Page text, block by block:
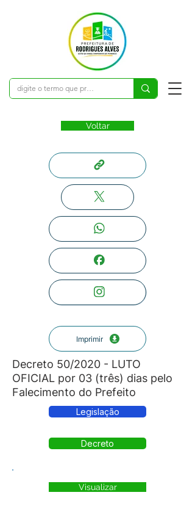
Voltar
Imprimir
Decreto 50/2020 - LUTO
OFICIAL por 03 (três) dias pelo
Falecimento do Prefeito
Legislação
Decreto
Visualizar